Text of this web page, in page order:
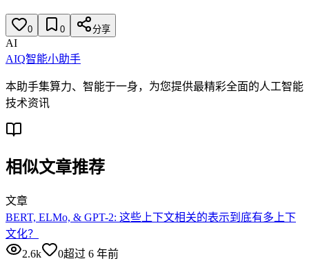
0 0 分享
AI
AIQ智能小助手
本助手集算力、智能于一身，为您提供最精彩全面的人工智能
技术资讯
相似文章推荐
文章
BERT, ELMo, & GPT-2: 这些上下文相关的表示到底有多上下
文化？
2.6k
0超过 6 年前